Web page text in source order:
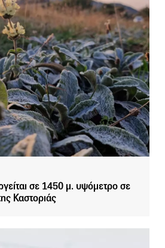
σε 1450 μ. υψόμετρο σε
Καστοριάς